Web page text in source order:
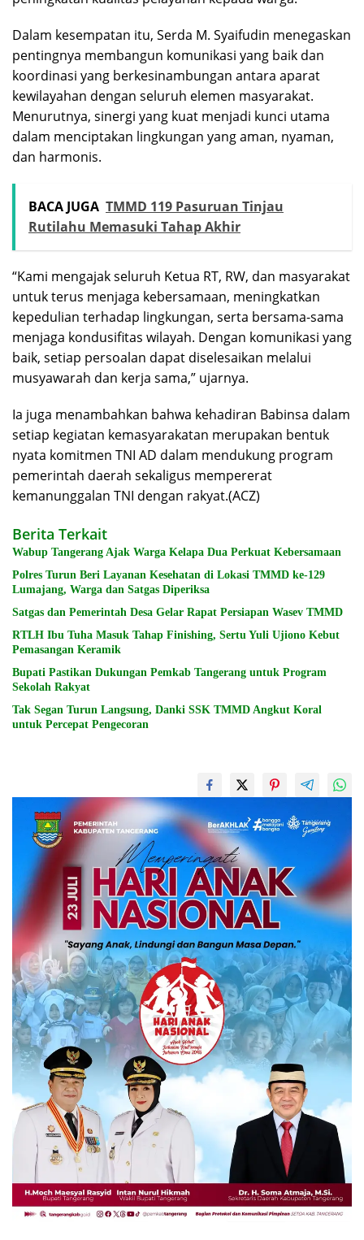
Dalam kesempatan itu, Serda M. Syaifudin menegaskan
pentingnya membangun komunikasi yang baik dan
koordinasi yang berkesinambungan antara aparat
kewilayahan dengan seluruh elemen masyarakat.
Menurutnya, sinergi yang kuat menjadi kunci utama
dalam menciptakan lingkungan yang aman, nyaman,
dan harmonis.
BACA JUGA TMMD 119 Pasuruan Tinjau
Rutilahu Memasuki Tahap Akhir
“Kami mengajak seluruh Ketua RT, RW, dan masyarakat
untuk terus menjaga kebersamaan, meningkatkan
kepedulian terhadap lingkungan, serta bersama-sama
menjaga kondusifitas wilayah. Dengan komunikasi yang
baik, setiap persoalan dapat diselesaikan melalui
musyawarah dan kerja sama,” ujarnya.
Ia juga menambahkan bahwa kehadiran Babinsa dalam
setiap kegiatan kemasyarakatan merupakan bentuk
nyata komitmen TNI AD dalam mendukung program
pemerintah daerah sekaligus mempererat
kemanunggalan TNI dengan rakyat.(ACZ)
Berita Terkait
Wabup Tangerang Ajak Warga Kelapa Dua Perkuat Kebersamaan
Polres Turun Beri Layanan Kesehatan di Lokasi TMMD ke-129
Lumajang, Warga dan Satgas Diperiksa
Satgas dan Pemerintah Desa Gelar Rapat Persiapan Wasev TMMD
RTLH Ibu Tuha Masuk Tahap Finishing, Sertu Yuli Ujiono Kebut
Pemasangan Keramik
Bupati Pastikan Dukungan Pemkab Tangerang untuk Program
Sekolah Rakyat
Tak Segan Turun Langsung, Danki SSK TMMD Angkut Koral
untuk Percepat Pengecoran